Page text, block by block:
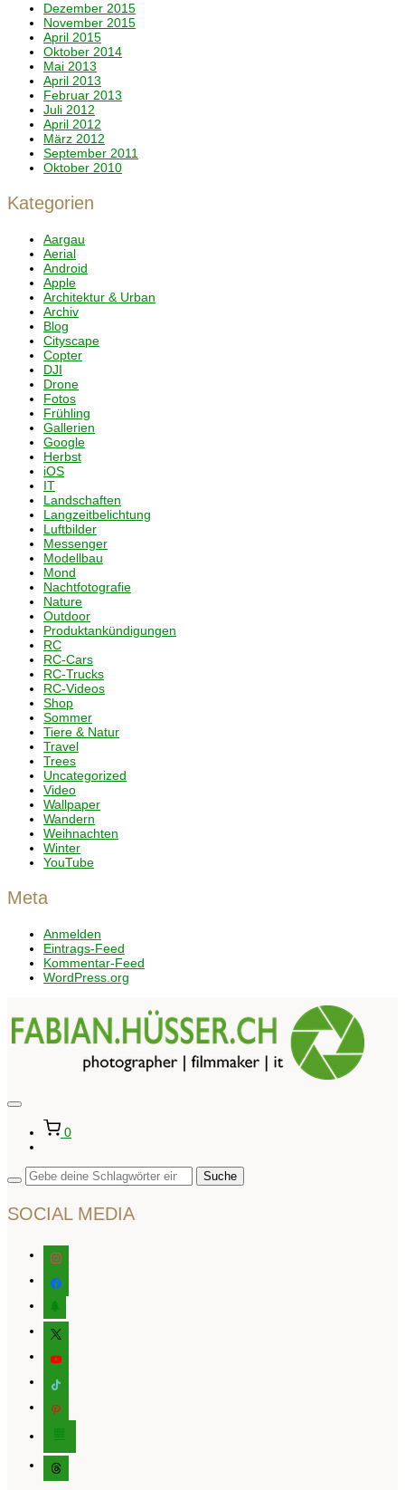
Dezember 2015
November 2015
April 2015
Oktober 2014
Mai 2013
April 2013
Februar 2013
Juli 2012
April 2012
März 2012
September 2011
Oktober 2010
Kategorien
Aargau
Aerial
Android
Apple
Architektur & Urban
Archiv
Blog
Cityscape
Copter
DJI
Drone
Fotos
Frühling
Gallerien
Google
Herbst
iOS
IT
Landschaften
Langzeitbelichtung
Luftbilder
Messenger
Modellbau
Mond
Nachtfotografie
Nature
Outdoor
Produktankündigungen
RC
RC-Cars
RC-Trucks
RC-Videos
Shop
Sommer
Tiere & Natur
Travel
Trees
Uncategorized
Video
Wallpaper
Wandern
Weihnachten
Winter
YouTube
Meta
Anmelden
Eintrags-Feed
Kommentar-Feed
WordPress.org
Seitenleiste
Navigation
umschalten
0
SOCIAL MEDIA
instagram
facebook
tree
x
editor-
kitchensink
threads